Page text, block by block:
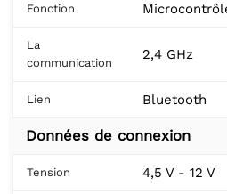
Fonction
La
communication
2,4 GHz
Lien Bluetooth
Données de connexion
Tension 4,5 V - 12 V